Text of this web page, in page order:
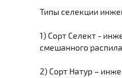
Типы селекции
1) Сорт Селект -
смешанного
2) Сорт Натур –